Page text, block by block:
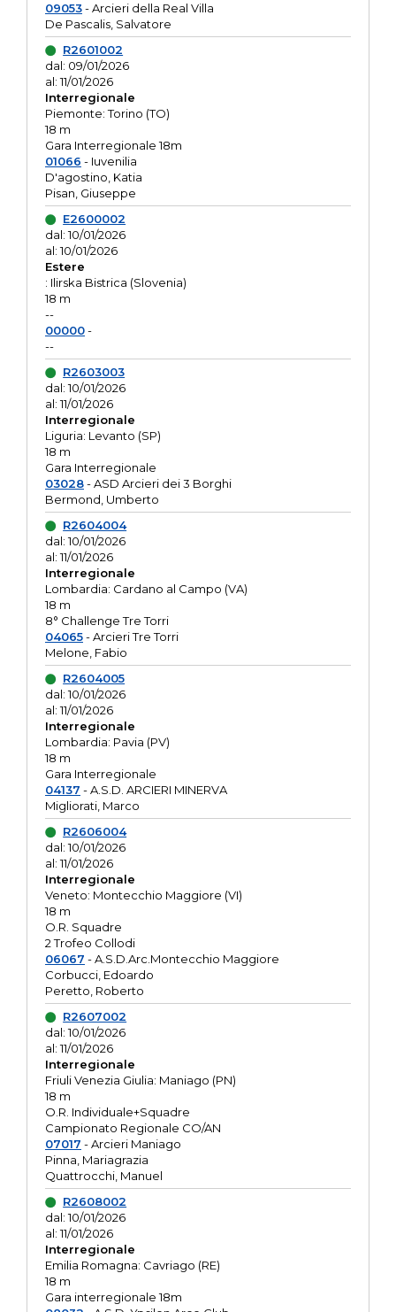
09053- Arcieri della Real Villa
De Pascalis, Salvatore
R2601002
dal: 09/01/2026
al: 11/01/2026
Interregionale
Piemonte: Torino (TO)
18 m
Gara Interregionale 18m
01066 - Iuvenilia
D'agostino, Katia
Pisan, Giuseppe
E2600002
dal: 10/01/2026
al: 10/01/2026
Estere
: Ilirska Bistrica (Slovenia)
18 m
--
00000-
--
R2603003
dal: 10/01/2026
al: 11/01/2026
Interregionale
Liguria: Levanto (SP)
18 m
Gara Interregionale
03028- ASD Arcieri dei 3 Borghi
Bermond, Umberto
R2604004
dal: 10/01/2026
al: 11/01/2026
Interregionale
Lombardia: Cardano al Campo (VA)
18 m
8° Challenge Tre Torri
04065- Arcieri Tre Torri
Melone, Fabio
R2604005
dal: 10/01/2026
al: 11/01/2026
Interregionale
Lombardia: Pavia (PV)
18 m
Gara Interregionale
04137 - A.S.D. ARCIERI MINERVA
Migliorati, Marco
R2606004
dal: 10/01/2026
al: 11/01/2026
Interregionale
Veneto: Montecchio Maggiore (VI)
18 m
O.R. Squadre
2 Trofeo Collodi
06067 - A.S.D.Arc.Montecchio Maggiore
Corbucci, Edoardo
Peretto, Roberto
R2607002
dal: 10/01/2026
al: 11/01/2026
Interregionale
Friuli Venezia Giulia: Maniago (PN)
18 m
O.R. Individuale+Squadre
Campionato Regionale CO/AN
07017 - Arcieri Maniago
Pinna, Mariagrazia
Quattrocchi, Manuel
R2608002
dal: 10/01/2026
al: 11/01/2026
Interregionale
Emilia Romagna: Cavriago (RE)
18 m
Gara interregionale 18m